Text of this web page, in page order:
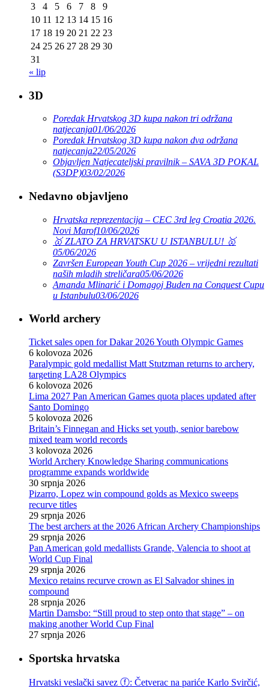
3
4 5 6 7 8
9
10 11 12 13 14 15 16
17 18 19 20 21 22 23
24 25 26 27 28 29 30
31
« lip
3D
Poredak Hrvatskog 3D kupa nakon tri održana
natjecanja01/06/2026
Poredak Hrvatskog 3D kupa nakon dva održana
natjecanja22/05/2026
Objavljen Natjecateljski pravilnik – SAVA 3D POKAL
(S3DP)03/02/2026
Nedavno objavljeno
Hrvatska reprezentacija – CEC 3rd leg Croatia 2026.
Novi Marof10/06/2026
🥇 ZLATO ZA HRVATSKU U ISTANBULU! 🥇
05/06/2026
Završen European Youth Cup 2026 – vrijedni rezultati
naših mladih streličara05/06/2026
Amanda Mlinarić i Domagoj Buden na Conquest Cupu
u Istanbulu03/06/2026
World archery
Ticket sales open for Dakar 2026 Youth Olympic Games
6 kolovoza 2026
Paralympic gold medallist Matt Stutzman returns to archery,
targeting LA28 Olympics
6 kolovoza 2026
Lima 2027 Pan American Games quota places updated after
Santo Domingo
5 kolovoza 2026
Britain’s Finnegan and Hicks set youth, senior barebow
mixed team world records
3 kolovoza 2026
World Archery Knowledge Sharing communications
programme expands worldwide
30 srpnja 2026
Pizarro, Lopez win compound golds as Mexico sweeps
recurve titles
29 srpnja 2026
The best archers at the 2026 African Archery Championships
29 srpnja 2026
Pan American gold medallists Grande, Valencia to shoot at
World Cup Final
29 srpnja 2026
Mexico retains recurve crown as El Salvador shines in
compound
28 srpnja 2026
Martin Damsbo: “Still proud to step onto that stage” – on
making another World Cup Final
27 srpnja 2026
Sportska hrvatska
Hrvatski veslački savez ⓕ: Četverac na pariće Karlo Svirčić,